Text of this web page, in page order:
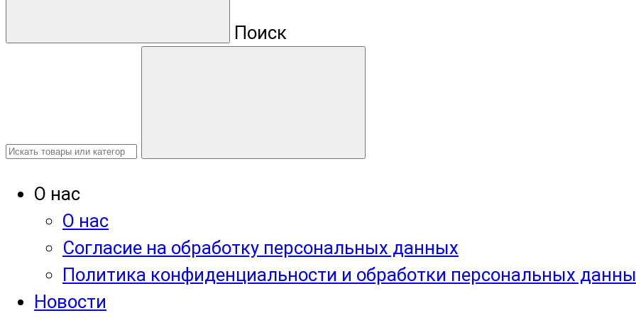
Поиск
О нас
О нас
Согласие на обработку персональных данных
Политика конфиденциальности и обработки персональных
Новости